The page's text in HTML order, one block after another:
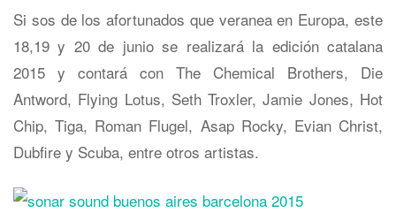
Si sos de los afortunados que veranea en Europa, este
18,19 y 20 de junio se realizará la edición catalana
2015 y contará con The Chemical Brothers, Die
Antword, Flying Lotus, Seth Troxler, Jamie Jones, Hot
Chip, Tiga, Roman Flugel, Asap Rocky, Evian Christ,
Dubfire y Scuba, entre otros artistas.